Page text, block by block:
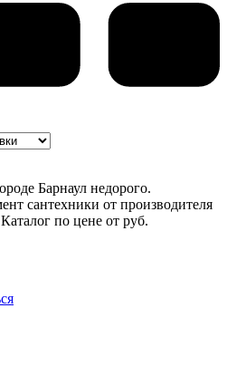
Барнаул недорого.
сантехники от производителя
по цене от руб.